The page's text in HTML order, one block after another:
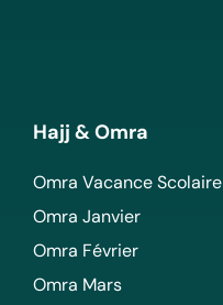
Hajj & Omra
Omra Vacance Scolaire
Omra Janvier
Omra Février
Omra Mars